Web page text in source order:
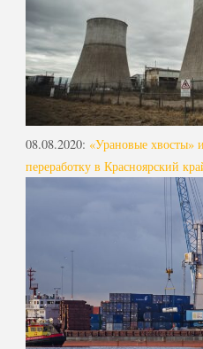
08.08.2020: «Урановые хвосты»
переработку в Красноярский